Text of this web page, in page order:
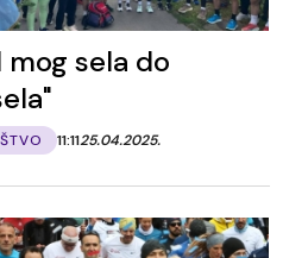
mog sela do
11:1125.04.2025.